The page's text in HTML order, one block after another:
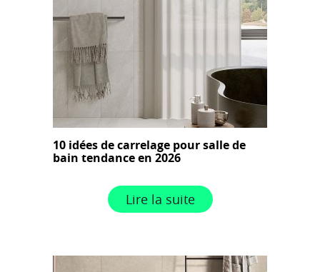
10 idées de carrelage pour salle de
bain tendance en 2026
Lire la suite